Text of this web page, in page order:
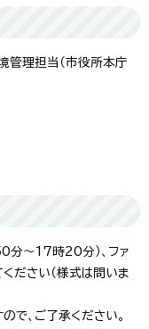
理担当（市役所本庁
分～17時20分）、ファ
ださい（様式は問いま
、ご了承ください。